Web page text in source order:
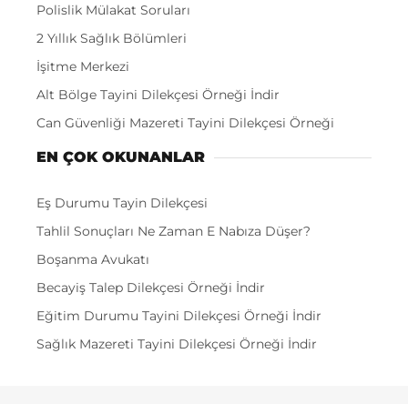
Polislik Mülakat Soruları
2 Yıllık Sağlık Bölümleri
İşitme Merkezi
Alt Bölge Tayini Dilekçesi Örneği İndir
Can Güvenliği Mazereti Tayini Dilekçesi Örneği
EN ÇOK OKUNANLAR
Eş Durumu Tayin Dilekçesi
Tahlil Sonuçları Ne Zaman E Nabıza Düşer?
Boşanma Avukatı
Becayiş Talep Dilekçesi Örneği İndir
Eğitim Durumu Tayini Dilekçesi Örneği İndir
Sağlık Mazereti Tayini Dilekçesi Örneği İndir